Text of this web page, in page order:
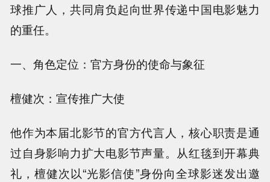
球推广人，共同肩负起向世界传递中国电影魅力
的重任。
一、角色定位：官方身份的使命与象征
檀健次：宣传推广大使
他作为本届北影节的官方代言人，核心职责是通
过自身影响力扩大电影节声量。从红毯到开幕典
礼，檀健次以“光影信使”身份向全球影迷发出邀